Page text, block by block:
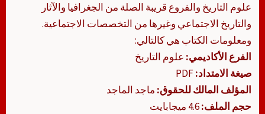
علوم التاريخ والفروع قريبة الصلة من الجغرافيا والآثار
والتاريخ الاجتماعي وغيرها من التخصصات الاجتماعية.
ومعلومات الكتاب هي كالتالي:
الفرع الأكاديمي: علوم التاريخ
صيغة الامتداد:
المؤلف المالك للحقوق: ماجد الماجد
حجم الملف: